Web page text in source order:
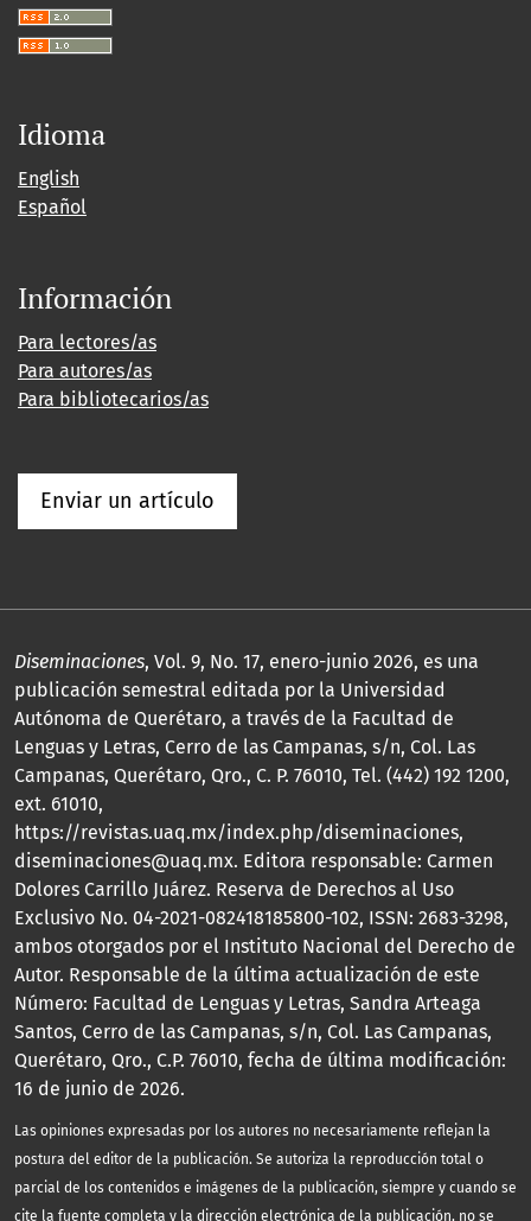
Idioma
English
Español
Información
Para lectores/as
Para autores/as
Para bibliotecarios/as
Enviar un artículo
Diseminaciones, Vol. 9, No. 17, enero-junio 2026, es una
publicación semestral editada por la Universidad
Autónoma de Querétaro, a través de la Facultad de
Lenguas y Letras, Cerro de las Campanas, s/n, Col. Las
Campanas, Querétaro, Qro., C. P. 76010, Tel. (442) 192 1200,
ext. 61010,
https://revistas.uaq.mx/index.php/diseminaciones,
diseminaciones@uaq.mx. Editora responsable: Carmen
Dolores Carrillo Juárez. Reserva de Derechos al Uso
Exclusivo No. 04-2021-082418185800-102, ISSN: 2683-3298,
ambos otorgados por el Instituto Nacional del Derecho de
Autor. Responsable de la última actualización de este
Número: Facultad de Lenguas y Letras, Sandra Arteaga
Santos, Cerro de las Campanas, s/n, Col. Las Campanas,
Querétaro, Qro., C.P. 76010, fecha de última modificación:
16 de junio de 2026.
Las opiniones expresadas por los autores no necesariamente reflejan la
postura del editor de la publicación. Se autoriza la reproducción total o
parcial de los contenidos e imágenes de la publicación, siempre y cuando se
cite la fuente completa y la dirección electrónica de la publicación, no se